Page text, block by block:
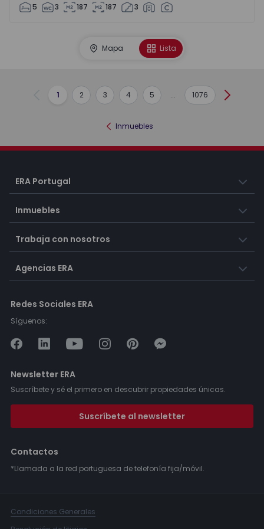
5 3 187 187 3
Mapa Lista
Anterior
1 2 3 4 5 ... 1076
Inmuebles
ERA Portugal
Inmuebles
Trabaja con nosotros
Agencias ERA
Redes Sociales ERA
Síguenos:
Newsletter ERA
Suscríbete y sé el primero en descubrir propiedades únicas.
Suscríbete al newsletter
Contactos
*Llamada a la red portuguesa de telefonía fija/móvil.
Condiciones Generales